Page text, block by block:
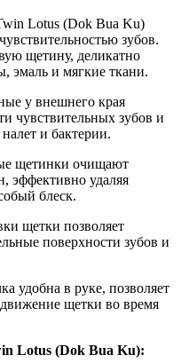
Lotus (Dok Bua Ku)
зубов.
щетину, деликатно
эмаль и мягкие ткани.
у внешнего края
чувствительных зубов и
и бактерии.
щетинки очищают
эффективно удаляя
блеск.
щетки позволяет
поверхности зубов и
удобна в руке, позволяет
щетки во время
Lotus (Dok Bua Ku):